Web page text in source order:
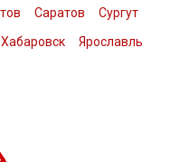
Саратов
Сургут
Хабаровск Ярославль